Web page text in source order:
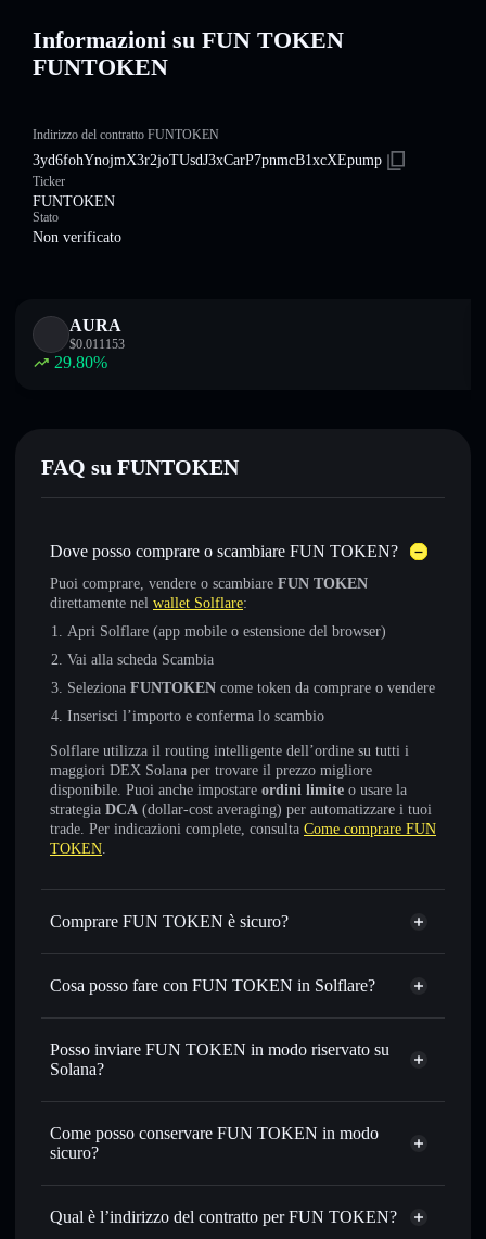
Informazioni su FUN TOKEN
FUNTOKEN
Indirizzo del contratto FUNTOKEN
3yd6fohYnojmX3r2joTUsdJ3xCarP7pnmcB1xcXEpump
Ticker
FUNTOKEN
Stato
Non verificato
AURA
$0.011153
29.80%
FAQ su FUNTOKEN
Dove posso comprare o scambiare FUN TOKEN?
Puoi comprare, vendere o scambiare FUN TOKEN
direttamente nel wallet Solflare:
Apri Solflare (app mobile o estensione del browser)
Vai alla scheda Scambia
Seleziona FUNTOKEN come token da comprare o vendere
Inserisci l’importo e conferma lo scambio
Solflare utilizza il routing intelligente dell’ordine su tutti i
maggiori DEX Solana per trovare il prezzo migliore
disponibile. Puoi anche impostare ordini limite o usare la
strategia DCA (dollar-cost averaging) per automatizzare i tuoi
trade. Per indicazioni complete, consulta Come comprare FUN
TOKEN.
Comprare FUN TOKEN è sicuro?
FUN TOKEN non è verificato
Cosa posso fare con FUN TOKEN in Solflare?
FUN TOKEN
wallet Solflare
Scambiare istantaneamente — scambia FUNTOKEN in
SOL, USDC o in migliaia di altri token Solana al prezzo
prezzo desiderato di FUNTOKEN
Usare il DCA
FUNTOKEN nel tempo
Inviare in modo riservato
— trasferisci FUNTOKEN
senza collegare pubblicamente i wallet usando
Posso inviare FUN TOKEN in modo riservato su
Solana?
Aggregatore di privacy
Come posso conservare FUN TOKEN in modo
sicuro?
FUN TOKEN
Qual è l’indirizzo del contratto per FUN TOKEN?